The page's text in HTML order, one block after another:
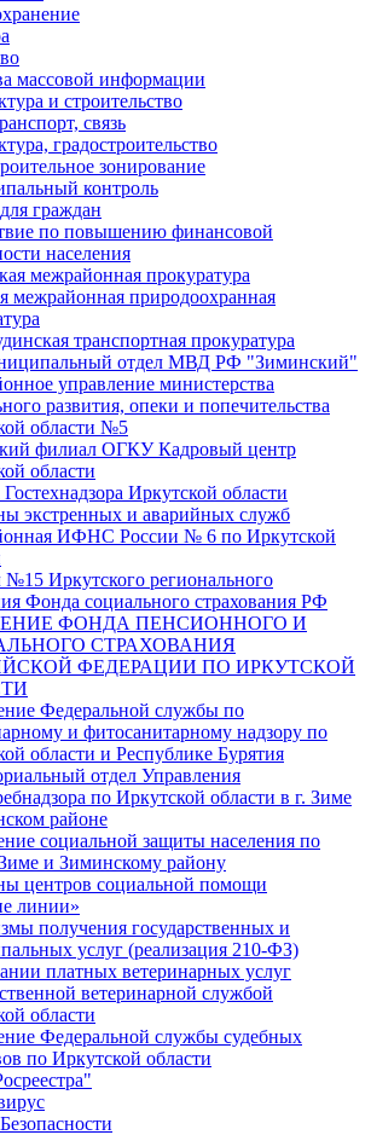
массовой информации
и строительство
связь
градостроительство
зонирование
контроль
граждан
по повышению финансовой
населения
межрайонная прокуратура
межрайонная природоохранная
транспортная прокуратура
отдел МВД РФ "Зиминский"
управление министерства
развития, опеки и попечительства
области №5
филиал ОГКУ Кадровый центр
области
Иркутской области
экстренных и аварийных служб
ИФНС России № 6 по Иркутской
Иркутского регионального
Фонда социального страхования РФ
ФОНДА ПЕНСИОННОГО И
СТРАХОВАНИЯ
ФЕДЕРАЦИИ ПО ИРКУТСКОЙ
Федеральной службы по
и фитосанитарному надзору по
области и Республике Бурятия
отдел Управления
по Иркутской области в г. Зиме
районе
социальной защиты населения по
и Зиминскому району
центров социальной помощи
линии»
получения государственных и
услуг (реализация 210-ФЗ)
платных ветеринарных услуг
ветеринарной службой
области
Федеральной службы судебных
по Иркутской области